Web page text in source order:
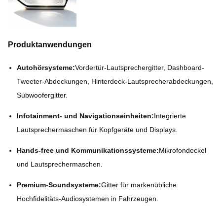
Produktanwendungen
Autohörsysteme:Vordertür-Lautsprechergitter, Dashboard-
Tweeter-Abdeckungen, Hinterdeck-Lautsprecherabdeckungen,
Subwoofergitter.
Infotainment- und Navigationseinheiten:Integrierte
Lautsprechermaschen für Kopfgeräte und Displays.
Hands-free und Kommunikationssysteme:Mikrofondeckel
und Lautsprechermaschen.
Premium-Soundsysteme:Gitter für markenübliche
Hochfidelitäts-Audiosystemen in Fahrzeugen.